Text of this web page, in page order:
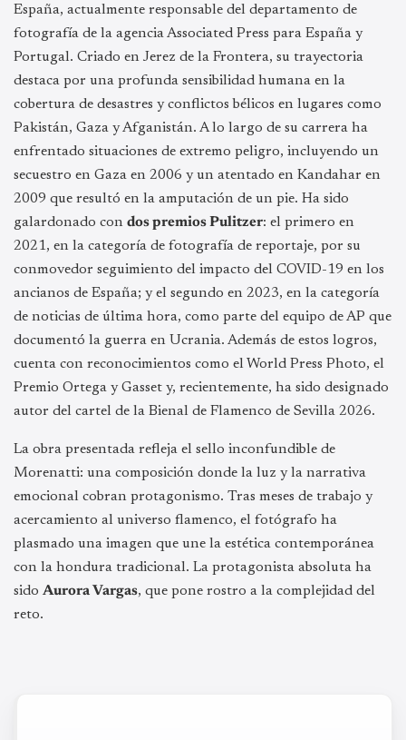
España, actualmente responsable del departamento de
fotografía de la agencia Associated Press para España y
Portugal. Criado en Jerez de la Frontera, su trayectoria
destaca por una profunda sensibilidad humana en la
cobertura de desastres y conflictos bélicos en lugares como
Pakistán, Gaza y Afganistán. A lo largo de su carrera ha
enfrentado situaciones de extremo peligro, incluyendo un
secuestro en Gaza en 2006 y un atentado en Kandahar en
2009 que resultó en la amputación de un pie. Ha sido
galardonado con dos premios Pulitzer: el primero en
2021, en la categoría de fotografía de reportaje, por su
conmovedor seguimiento del impacto del COVID-19 en los
ancianos de España; y el segundo en 2023, en la categoría
de noticias de última hora, como parte del equipo de AP que
documentó la guerra en Ucrania. Además de estos logros,
cuenta con reconocimientos como el World Press Photo, el
Premio Ortega y Gasset y, recientemente, ha sido designado
autor del cartel de la Bienal de Flamenco de Sevilla 2026.
La obra presentada refleja el sello inconfundible de
Morenatti: una composición donde la luz y la narrativa
emocional cobran protagonismo. Tras meses de trabajo y
acercamiento al universo flamenco, el fotógrafo ha
plasmado una imagen que une la estética contemporánea
con la hondura tradicional. La protagonista absoluta ha
sido Aurora Vargas, que pone rostro a la complejidad del
reto.